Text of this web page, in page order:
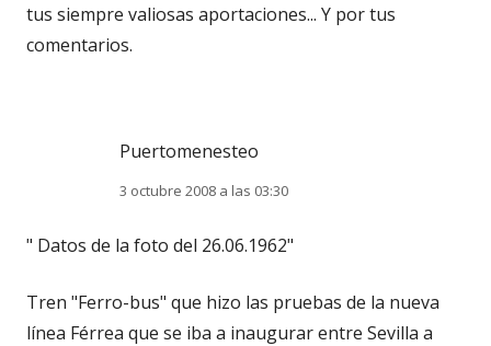
tus siempre valiosas aportaciones... Y por tus
comentarios.
Puertomenesteo
3 octubre 2008 a las 03:30
" Datos de la foto del 26.06.1962"
Tren "Ferro-bus" que hizo las pruebas de la nueva
línea Férrea que se iba a inaugurar entre Sevilla a